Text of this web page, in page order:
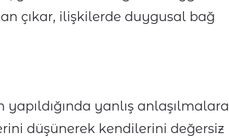
çıkar, ilişkilerde duygusal bağ
yanlış anlaşılmalara
düşünerek kendilerini değersiz